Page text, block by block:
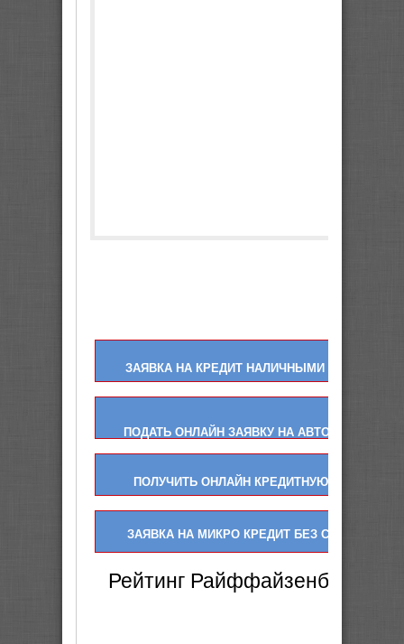
ЗАЯВКА НА КРЕДИТ НАЛИЧНЫМИ ОНЛАЙН
ПОДАТЬ ОНЛАЙН ЗАЯВКУ НА АВТО КРЕДИТ
ПОЛУЧИТЬ ОНЛАЙН КРЕДИТНУЮ КАРТУ
ЗАЯВКА НА МИКРО КРЕДИТ БЕЗ СПРАВОК
Рейтинг Райффайзенбанк ►